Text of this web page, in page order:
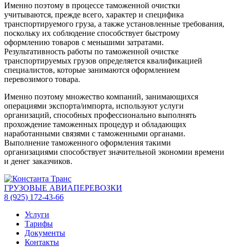
Именно поэтому в процессе таможенной очистки
учитываются, прежде всего, характер и специфика
транспортируемого груза, а также установленные требования,
поскольку их соблюдение способствует быстрому
оформлению товаров с меньшими затратами.
Результативность работы по таможенной очистке
транспортируемых грузов определяется квалификацией
специалистов, которые занимаются оформлением
перевозимого товара.
Именно поэтому множество компаний, занимающихся
операциями экспорта/импорта, используют услуги
организаций, способных профессионально выполнять
прохождение таможенных процедур и обладающих
наработанными связями с таможенными органами.
Выполнение таможенного оформления такими
организациями способствует значительной экономии времени
и денег заказчиков.
ГРУЗОВЫЕ АВИАПЕРЕВОЗКИ
8 (925) 172-43-66
Услуги
Тарифы
Документы
Контакты